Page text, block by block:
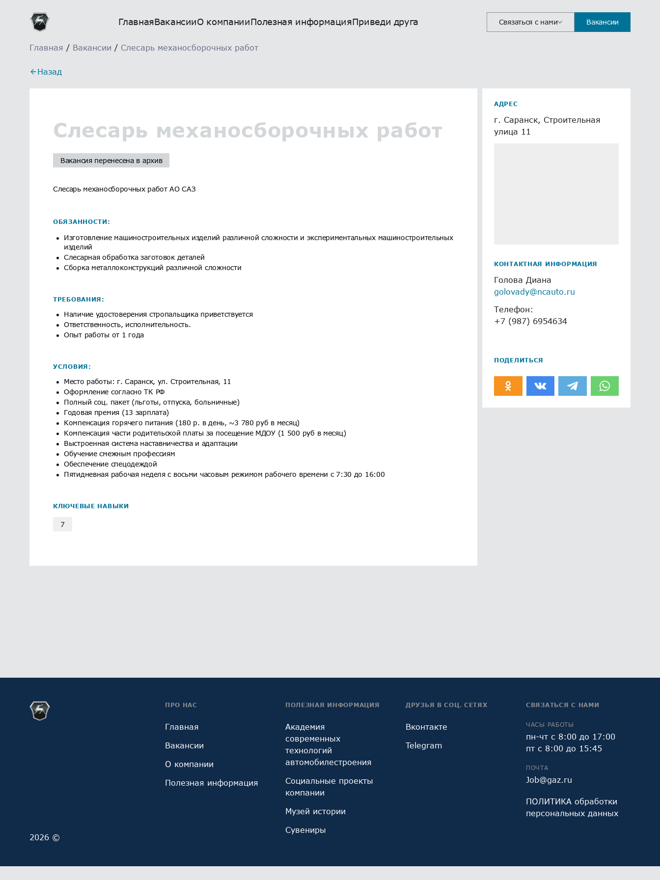
ГлавнаяВакансииО компанииПолезная информацияПриведи друга Связаться с нами Вакансии
Главная / Вакансии / Слесарь механосборочных работ
Назад
Слесарь механосборочных работ
Вакансия перенесена в архив
Слесарь механосборочных работ АО САЗ
ОБЯЗАННОСТИ:
Изготовление машиностроительных изделий различной сложности и экспериментальных машиностроительных
изделий
Слесарная обработка заготовок деталей
Сборка металлоконструкций различной сложности
ТРЕБОВАНИЯ:
Наличие удостоверения стропальщика приветствуется
Ответственность, исполнительность.
Опыт работы от 1 года
УСЛОВИЯ:
Место работы: г. Саранск, ул. Строительная, 11
Оформление согласно ТК РФ
Полный соц. пакет (льготы, отпуска, больничные)
Годовая премия (13 зарплата)
Компенсация горячего питания (180 р. в день, ~3 780 руб в месяц)
Компенсация части родительской платы за посещение МДОУ (1 500 руб в месяц)
Выстроенная система наставничества и адаптации
Обучение смежным профессиям
Обеспечение спецодеждой
Пятидневная рабочая неделя с восьми часовым режимом рабочего времени с 7:30 до 16:00
КЛЮЧЕВЫЕ НАВЫКИ
7
АДРЕС
г. Саранск, Строительная
улица 11
КОНТАКТНАЯ ИНФОРМАЦИЯ
Голова Диана
golovady@ncauto.ru
Телефон:
+7 (987) 6954634
ПОДЕЛИТЬСЯ
2026 ©
ПРО НАС
Главная
Вакансии
О компании
Полезная информация
ПОЛЕЗНАЯ ИНФОРМАЦИЯ
Академия
современных
технологий
автомобилестроения
Социальные проекты
компании
Музей истории
Сувениры
ДРУЗЬЯ В СОЦ. СЕТЯХ
Вконтакте
Telegram
СВЯЗАТЬСЯ С НАМИ
ЧАСЫ РАБОТЫ
пн-чт с 8:00 до 17:00
пт с 8:00 до 15:45
ПОЧТА
Job@gaz.ru
ПОЛИТИКА обработки
персональных данных